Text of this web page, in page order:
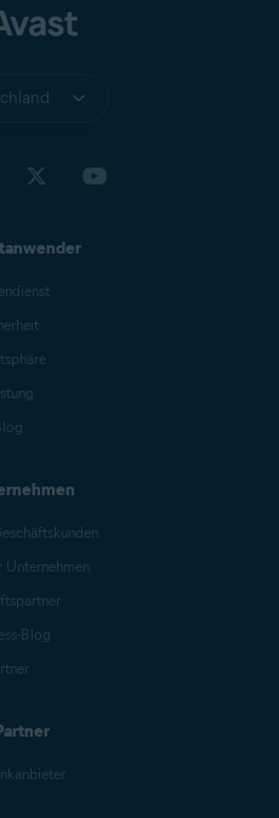
Unternehmen
Blog